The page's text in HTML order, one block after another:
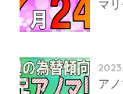
マ
ア